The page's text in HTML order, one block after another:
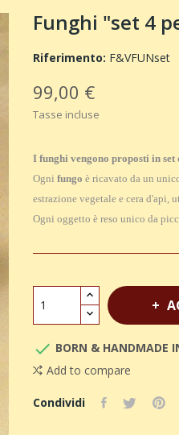
Funghi "set 4
Riferimento: F&VFUNset
99,00 €
Tasse incluse
I funghi vengono proposti in set
Ogni fungo è ricavato da un
estrazione vegetale e cera d'api,
Ogni oggetto è reso unico da
 BORN & HANDMADE
Add to compare
Condividi